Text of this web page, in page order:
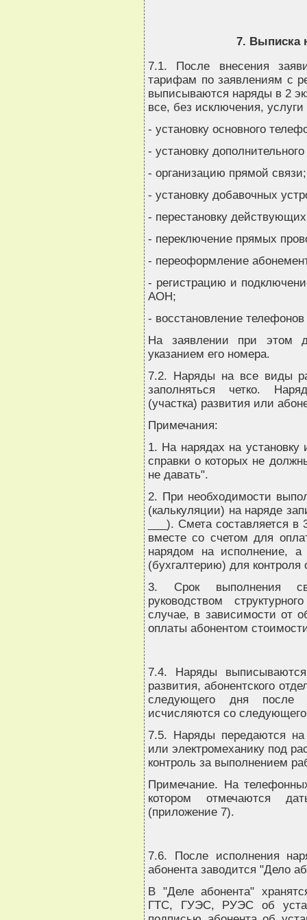
7. Выписка
7.1. После внесения
тарифам по заявлениям с
выписываются наряды в 2
все, без исключения, услуги
- установку основного
- установку
- организацию прямой связи;
- установку добавочных
- перестановку
- переключение прямых
- переоформление
- регистрацию и
АОН;
- восстановление телефонов
На заявлении при этом
указанием его номера.
7.2. Наряды на все виды
заполняться четко.
(участка) развития или
Примечания:
1. На нарядах на установку
справки о которых не
не давать".
2. При необходимости
(калькуляции) на наряде
___). Смета составляется
вместе со счетом для
нарядом на исполнение, а
(бухгалтерию) для
3. Срок выполнения
руководством
случае, в зависимости от
оплаты абонентом
7.4. Наряды
развития, абонентского
следующего дня после
исчисляются со
7.5. Наряды передаются на
или электромеханику под
контроль за выполнением
Примечание. На
котором отмечаются
(приложение 7).
7.6. После исполнения
абонента заводится "Дело
В "Деле абонента"
ГТС, ГУЭС, РУЭС об